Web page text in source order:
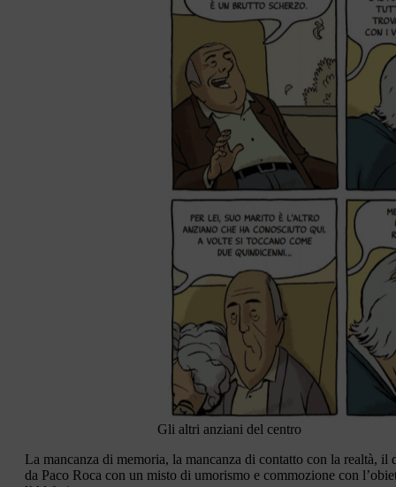
Gli altri anziani del centro
La mancanza di memoria, la mancanza di contatto con la realtà,
da Paco Roca con un misto di umorismo e commozione con